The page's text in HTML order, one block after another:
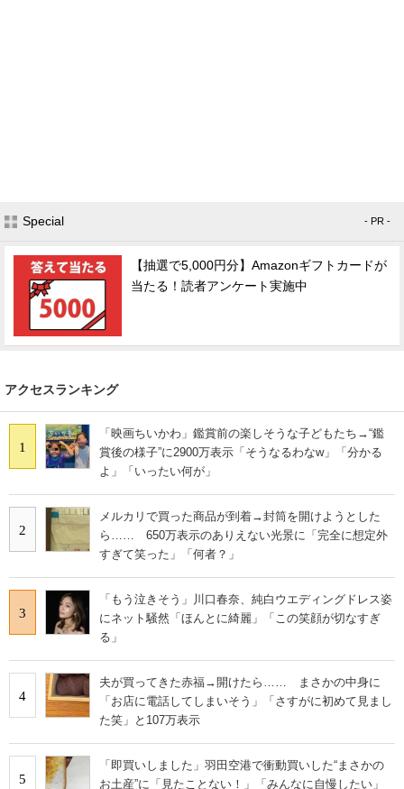
Special - PR -
【抽選で5,000円分】Amazonギフトカードが
当たる！読者アンケート実施中
アクセスランキング
1
「映画ちいかわ」鑑賞前の楽しそうな子どもたち→“鑑
賞後の様子”に2900万表示「そうなるわなw」「分かる
よ」「いったい何が」
2
メルカリで買った商品が到着→封筒を開けようとした
ら…… 650万表示のありえない光景に「完全に想定外
すぎて笑った」「何者？」
3
「もう泣きそう」川口春奈、純白ウエディングドレス姿
にネット騒然「ほんとに綺麗」「この笑顔が切なすぎ
る」
4
夫が買ってきた赤福→開けたら…… まさかの中身に
「お店に電話してしまいそう」「さすがに初めて見まし
た笑」と107万表示
5
「即買いしました」羽田空港で衝動買いした“まさかの
お土産”に「見たことない！」「みんなに自慢したい」